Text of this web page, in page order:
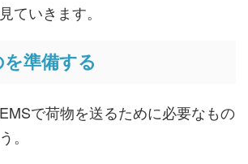
ていきます。
準備する
で荷物を送るために必要なもの
。